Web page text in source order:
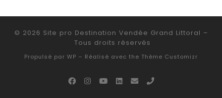
© 2026 Site pro Destination Vendée Grand Littoral –
Tous droits réservés
Propulsé par WP – Réalisé avec the Thème Customizr